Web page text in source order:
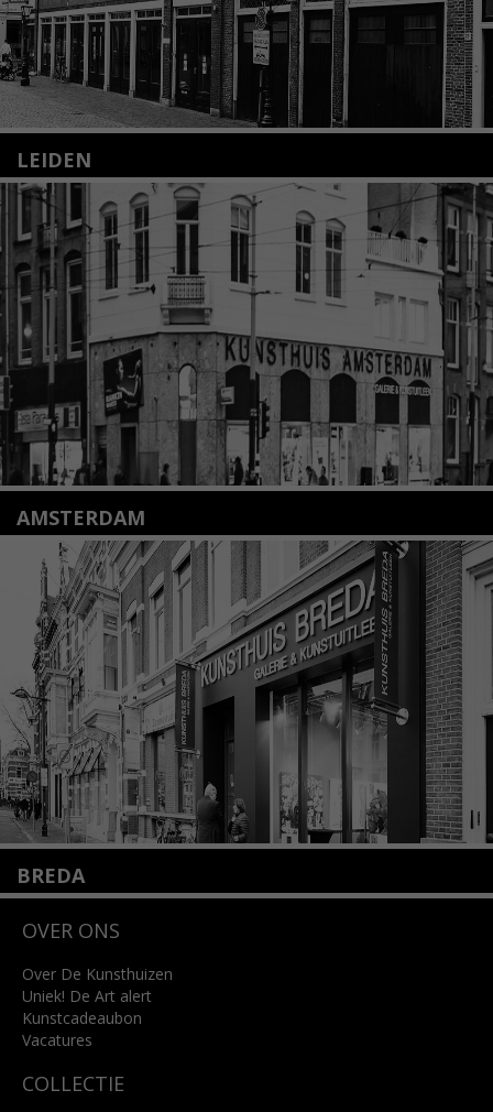
LEIDEN
Nieuwstraat 35
2312 KA Leiden
+31(0)71 – 52 84 480
info@kunsthuisleiden.nl
Lees meer
AMSTERDAM
Amstelveenseweg 135
1075 VX Amsterdam
+31 (0)20 2332546
info@kunsthuisamsterdam.nl
Lees meer
BREDA
4818 SB Breda
info@kunsthuisbreda.nl
Lees meer
OVER ONS
Over De Kunsthuizen
Uniek! De Art alert
Kunstcadeaubon
Vacatures
COLLECTIE